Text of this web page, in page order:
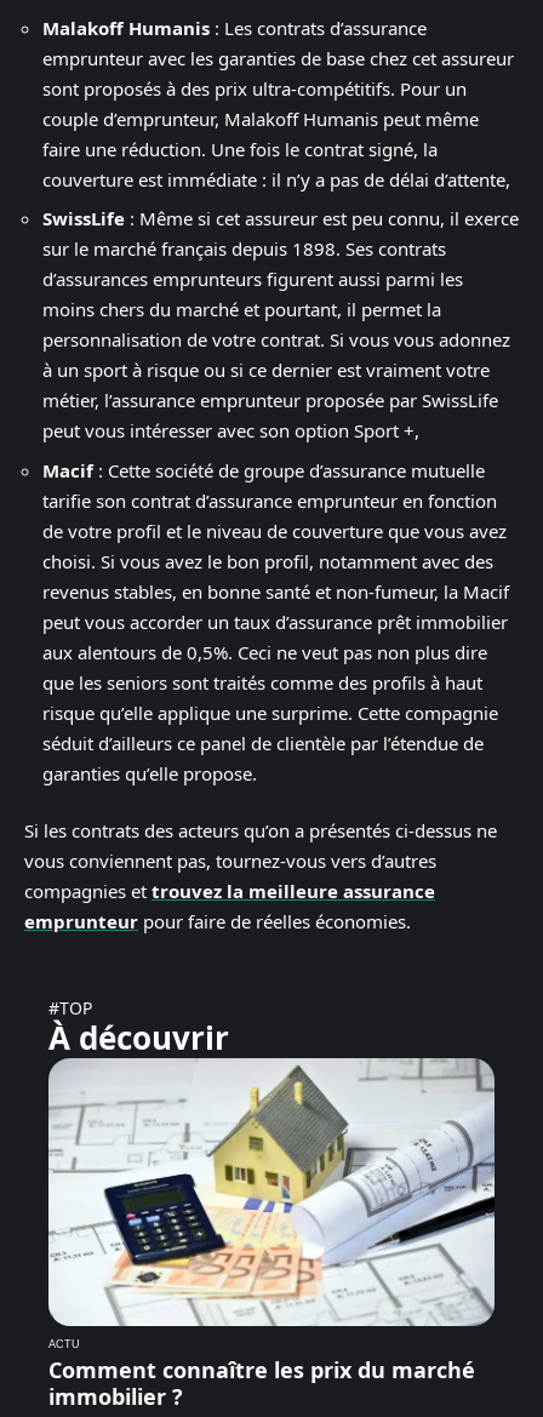
Malakoff Humanis : Les contrats d’assurance
emprunteur avec les garanties de base chez cet assureur
sont proposés à des prix ultra-compétitifs. Pour un
couple d’emprunteur, Malakoff Humanis peut même
faire une réduction. Une fois le contrat signé, la
couverture est immédiate : il n’y a pas de délai d’attente,
SwissLife : Même si cet assureur est peu connu, il exerce
sur le marché français depuis 1898. Ses contrats
d’assurances emprunteurs figurent aussi parmi les
moins chers du marché et pourtant, il permet la
personnalisation de votre contrat. Si vous vous adonnez
à un sport à risque ou si ce dernier est vraiment votre
métier, l’assurance emprunteur proposée par SwissLife
peut vous intéresser avec son option Sport +,
Macif : Cette société de groupe d’assurance mutuelle
tarifie son contrat d’assurance emprunteur en fonction
de votre profil et le niveau de couverture que vous avez
choisi. Si vous avez le bon profil, notamment avec des
revenus stables, en bonne santé et non-fumeur, la Macif
peut vous accorder un taux d’assurance prêt immobilier
aux alentours de 0,5%. Ceci ne veut pas non plus dire
que les seniors sont traités comme des profils à haut
risque qu’elle applique une surprime. Cette compagnie
séduit d’ailleurs ce panel de clientèle par l’étendue de
garanties qu’elle propose.
Si les contrats des acteurs qu’on a présentés ci-dessus ne
vous conviennent pas, tournez-vous vers d’autres
compagnies et trouvez la meilleure assurance
emprunteur pour faire de réelles économies.
#TOP
À découvrir
ACTU
Comment connaître les prix du marché
immobilier ?